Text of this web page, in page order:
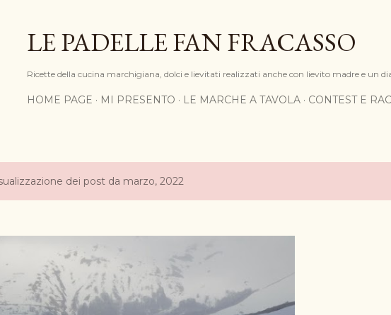
LE PADELLE FAN FRACASSO
Ricette della cucina marchigiana, dolci e lievitati realizzati anche con lievito madre e un
HOME PAGE MI PRESENTO LE MARCHE A TAVOLA CONTEST E
dei post da marzo, 2022